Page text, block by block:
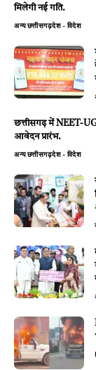
मिलेगी नई गति.
अन्यछत्तीसगढ़देश - विदेश
छत्तीसगढ़ में NEET-
आवेदन प्रारंभ.
अन्यछत्तीसगढ़देश - विदेश